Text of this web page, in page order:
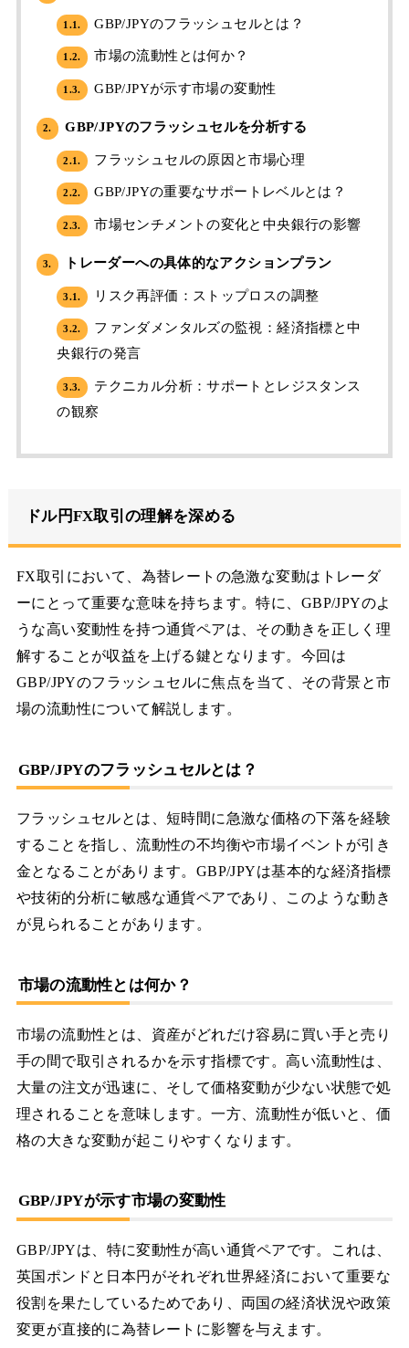
1.1. GBP/JPYのフラッシュセルとは？
1.2. 市場の流動性とは何か？
1.3. GBP/JPYが示す市場の変動性
2. GBP/JPYのフラッシュセルを分析する
2.1. フラッシュセルの原因と市場心理
2.2. GBP/JPYの重要なサポートレベルとは？
2.3. 市場センチメントの変化と中央銀行の影響
3. トレーダーへの具体的なアクションプラン
3.1. リスク再評価：ストップロスの調整
3.2.
ファンダメンタルズの監視：経済指標と中
央銀行の発言
3.3.
テクニカル分析：サポートとレジスタンス
の観察
ドル円FX取引の理解を深める
FX取引において、為替レートの急激な変動はトレーダ
ーにとって重要な意味を持ちます。特に、GBP/JPYのよ
うな高い変動性を持つ通貨ペアは、その動きを正しく理
解することが収益を上げる鍵となります。今回は
GBP/JPYのフラッシュセルに焦点を当て、その背景と市
場の流動性について解説します。
GBP/JPYのフラッシュセルとは？
フラッシュセルとは、短時間に急激な価格の下落を経験
することを指し、流動性の不均衡や市場イベントが引き
金となることがあります。GBP/JPYは基本的な経済指標
や技術的分析に敏感な通貨ペアであり、このような動き
が見られることがあります。
市場の流動性とは何か？
市場の流動性とは、資産がどれだけ容易に買い手と売り
手の間で取引されるかを示す指標です。高い流動性は、
大量の注文が迅速に、そして価格変動が少ない状態で処
理されることを意味します。一方、流動性が低いと、価
格の大きな変動が起こりやすくなります。
GBP/JPYが示す市場の変動性
GBP/JPYは、特に変動性が高い通貨ペアです。これは、
英国ポンドと日本円がそれぞれ世界経済において重要な
役割を果たしているためであり、両国の経済状況や政策
変更が直接的に為替レートに影響を与えます。